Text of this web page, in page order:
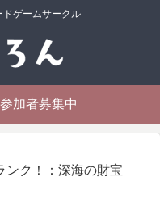
ゲームサークル
加者募集中
ンク！：深海の財宝